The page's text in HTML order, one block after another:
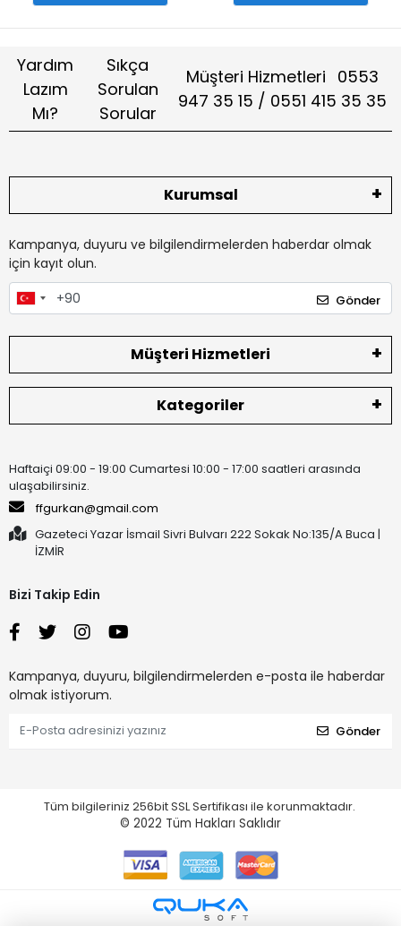
Yardım
Lazım
Mı?
Sıkça
Sorulan
Sorular
Müşteri Hizmetleri 0553
947 35 15 / 0551 415 35 35
Kurumsal
Kampanya, duyuru ve bilgilendirmelerden haberdar olmak
için kayıt olun.
Gönder
Müşteri Hizmetleri
Kategoriler
Haftaiçi 09:00 - 19:00 Cumartesi 10:00 - 17:00 saatleri arasında
ulaşabilirsiniz.
ffgurkan@gmail.com
Gazeteci Yazar İsmail Sivri Bulvarı 222 Sokak No:135/A Buca |
İZMİR
Bizi Takip Edin
Kampanya, duyuru, bilgilendirmelerden e-posta ile haberdar
olmak istiyorum.
Gönder
Tüm bilgileriniz 256bit SSL Sertifikası ile korunmaktadır.
© 2022 Tüm Hakları Saklıdır